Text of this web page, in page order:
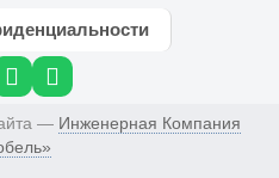
— Инженерная Компания